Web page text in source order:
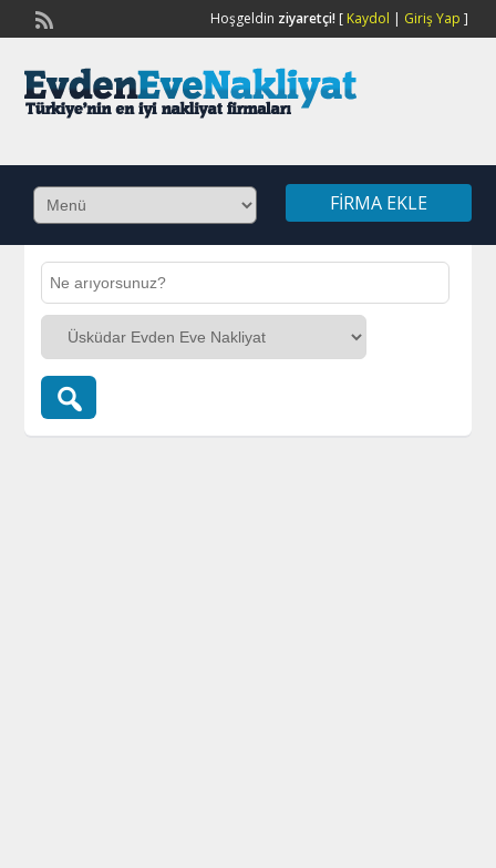
Hoşgeldin ziyaretçi![ Kaydol | Giriş Yap ]
FIRMA EKLE